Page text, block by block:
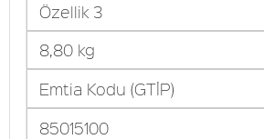
Özellik 3
8,80 kg
Emtia Kodu (GTİP)
85015100